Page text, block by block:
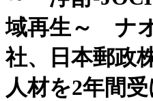
域再生～ ナ
社、日本郵政
人材を2年間